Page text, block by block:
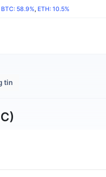
BTC: 58.9%, ETH: 10.5%
tin